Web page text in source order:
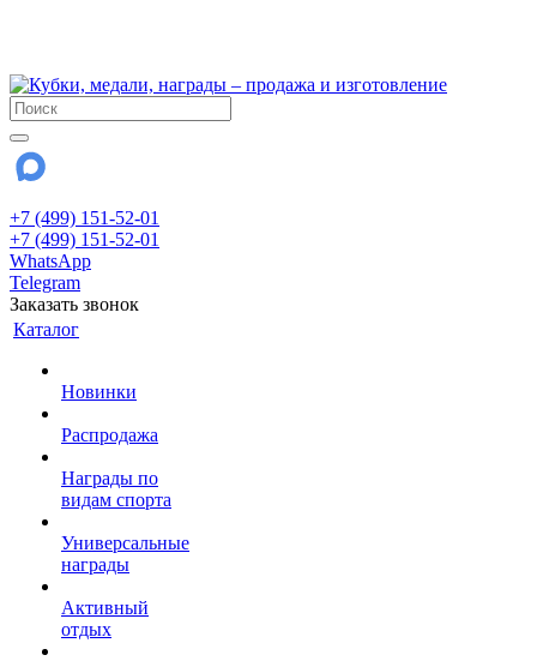
+7 (499) 151-52-01
+7 (499) 151-52-01
WhatsApp
Telegram
Заказать звонок
Каталог
Новинки
Распродажа
Награды по
видам спорта
Универсальные
награды
Активный
отдых